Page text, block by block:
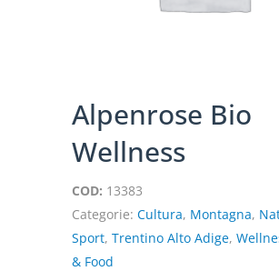
Alpenrose Bio
Wellness
COD: 13383
Categorie: Cultura, Montagna,
Sport, Trentino Alto Adige,
& Food